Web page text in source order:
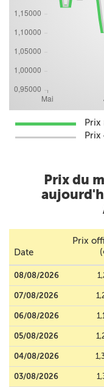
Prix
Prix
Prix du
Date
Prix
08/08/2026
07/08/2026
06/08/2026
05/08/2026
04/08/2026
03/08/2026